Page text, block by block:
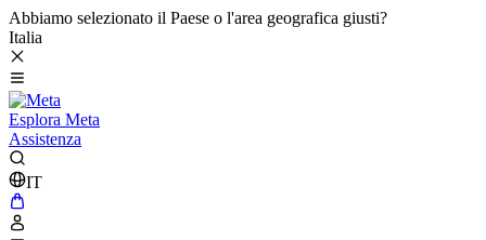
Abbiamo selezionato il Paese o l'area geografica giusti?
Italia
Esplora Meta
Assistenza
IT